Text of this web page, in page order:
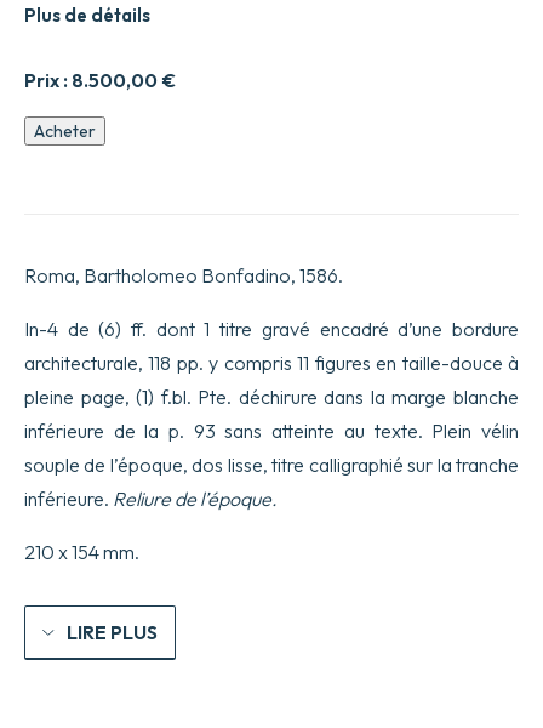
Prix : 8.500,00 €
Plus de détails
quantité
de
Sanguinare,
le
Sanguisughe,
&
Le
Ventose
;
le
Fregagioni
Vessicatorii
a
humani.
Acheter
Roma, Bartholomeo Bonfadino, 1586.
In-4 de (6) ff. dont 1 titre gravé encadré d’une bordure
architecturale, 118 pp. y compris 11 figures en taille-douce à
pleine page, (1) f.bl. Pte. déchirure dans la marge blanche
inférieure de la p. 93 sans atteinte au texte. Plein vélin
souple de l’époque, dos lisse, titre calligraphié sur la tranche
inférieure. Reliure de l’époque.
210 x 154 mm.
LIRE PLUS